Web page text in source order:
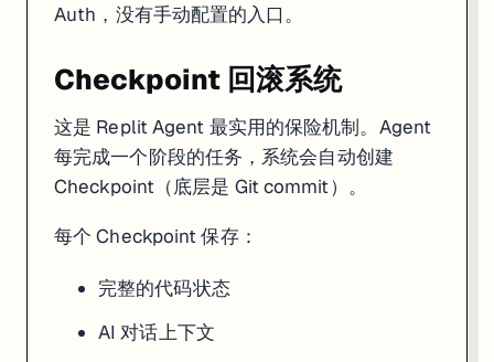
Auth，没有手动配置的入口。
Checkpoint 回滚系统
这是 Replit Agent 最实用的保险机制。Agent
每完成一个阶段的任务，系统会自动创建
Checkpoint（底层是 Git commit）。
每个 Checkpoint 保存：
完整的代码状态
AI 对话上下文